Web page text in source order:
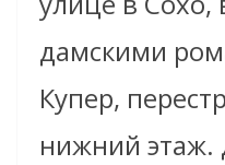
дамскими
Купер,
нижний этаж.